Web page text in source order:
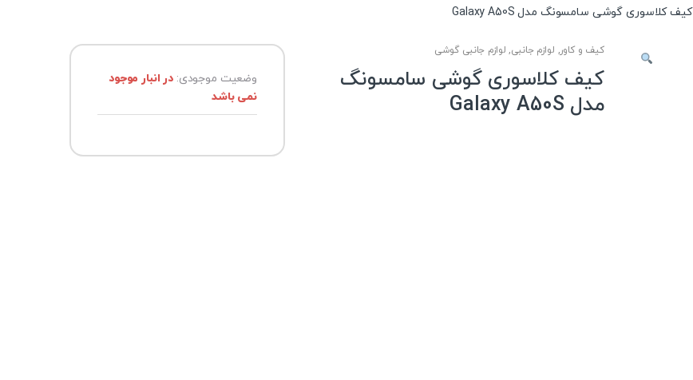
کیف کلاسوری گوشی سامسونگ مدل Galaxy A50S
کیف و کاور, لوازم جانبی, لوازم جانبی گوشی
کیف کلاسوری گوشی سامسونگ
مدل Galaxy A50S
وضعیت موجودی:در انبار موجود
نمی باشد